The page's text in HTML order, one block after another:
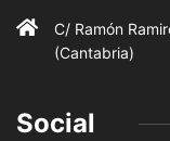
C/ Ramón
(Cantabria)
Social